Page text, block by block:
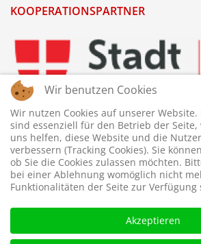
KOOPERATIONSPARTNER
Wir benutzen Cookies
Wir nutzen Cookies auf unserer
sind essenziell für den Betrieb der
uns helfen, diese Website und die
verbessern (Tracking Cookies). Sie
ob Sie die Cookies zulassen möchten.
bei einer Ablehnung womöglich nicht
Funktionalitäten der Seite zur Verfügung
Akzeptieren